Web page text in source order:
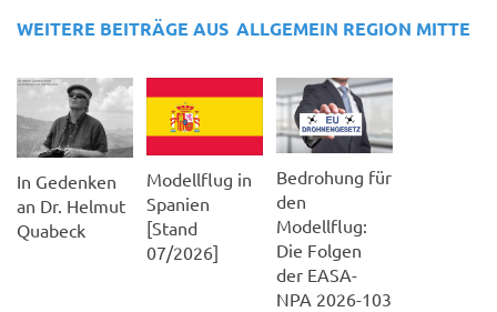
WEITERE BEITRÄGE AUS ALLGEMEIN REGION MITTE
In Gedenken
an Dr. Helmut
Quabeck
Modellflug in
Spanien
[Stand
07/2026]
Bedrohung für
den
Modellflug:
Die Folgen
der EASA-
NPA 2026-103